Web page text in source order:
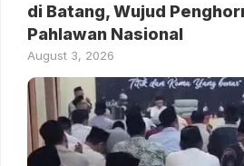
di Batang, Wujud
Pahlawan Nasional
August 3, 2026